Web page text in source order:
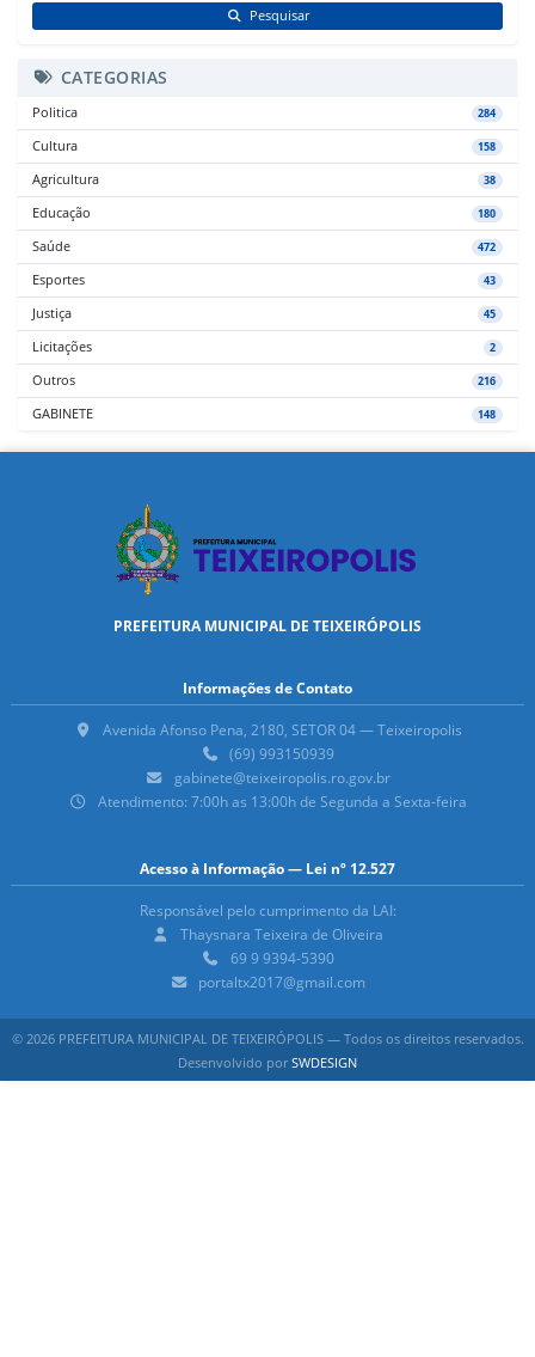
Pesquisar
CATEGORIAS
Politica 284
Cultura 158
Agricultura 38
Educação 180
Saúde 472
Esportes 43
Justiça 45
Licitações 2
Outros 216
GABINETE 148
PREFEITURA MUNICIPAL DE TEIXEIRÓPOLIS
Informações de Contato
Avenida Afonso Pena, 2180, SETOR 04 — Teixeiropolis
(69) 993150939
gabinete@teixeiropolis.ro.gov.br
Atendimento: 7:00h as 13:00h de Segunda a Sexta-feira
Acesso à Informação — Lei nº 12.527
Responsável pelo cumprimento da LAI:
Thaysnara Teixeira de Oliveira
69 9 9394-5390
portaltx2017@gmail.com
© 2026 PREFEITURA MUNICIPAL DE TEIXEIRÓPOLIS — Todos os direitos reservados.
Desenvolvido porSWDESIGN